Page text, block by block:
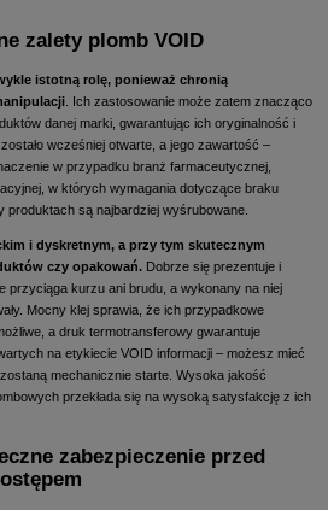
zalety plomb VOID
istotną rolę, ponieważ chronią
. Ich zastosowanie może zatem znacząco
danej marki, gwarantując ich oryginalność i
wcześniej otwarte, a jego zawartość –
w przypadku branż farmaceutycznej,
w których wymagania dotyczące braku
są najbardziej wyśrubowane.
i dyskretnym, a przy tym skutecznym
czy opakowań. Dobrze się prezentuje i
przyciąga kurzu ani brudu, a wykonany na niej
Mocny klej sprawia, że ich przypadkowe
a druk termotransferowy gwarantuje
na etykiecie VOID informacji – możesz mieć
mechanicznie starte. Wysoka jakość
przekłada się na wysoką satysfakcję z ich
zabezpieczenie przed